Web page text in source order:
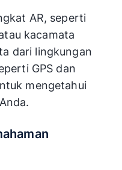
AR, seperti
kacamata
dari lingkungan
GPS dan
mengetahui